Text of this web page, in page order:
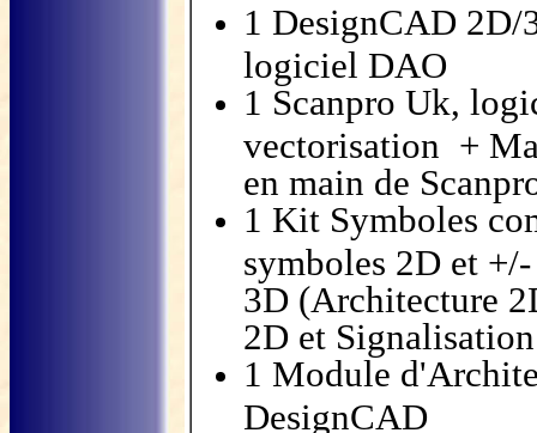
1 DesignCAD
logiciel DAO
1 Scanpro Uk,
vectorisation +
en main de
1 Kit Symboles
symboles 2D et
3D (Architecture
2D et
1 Module
DesignCAD